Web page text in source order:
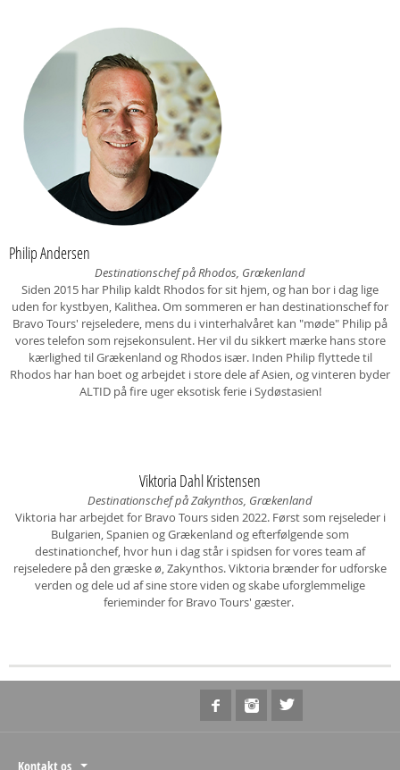
Philip Andersen
Destinationschef på Rhodos, Grækenland
Siden 2015 har Philip kaldt Rhodos for sit hjem, og han bor i dag lige
uden for kystbyen, Kalithea. Om sommeren er han destinationschef for
Bravo Tours' rejseledere, mens du i vinterhalvåret kan "møde" Philip på
vores telefon som rejsekonsulent. Her vil du sikkert mærke hans store
kærlighed til Grækenland og Rhodos især. Inden Philip flyttede til
Rhodos har han boet og arbejdet i store dele af Asien, og vinteren byder
ALTID på fire uger eksotisk ferie i Sydøstasien!
Viktoria Dahl Kristensen
Destinationschef på Zakynthos, Grækenland
Viktoria har arbejdet for Bravo Tours siden 2022. Først som rejseleder i
Bulgarien, Spanien og Grækenland og efterfølgende som
destinationchef, hvor hun i dag står i spidsen for vores team af
rejseledere på den græske ø, Zakynthos. Viktoria brænder for udforske
verden og dele ud af sine store viden og skabe uforglemmelige
ferieminder for Bravo Tours' gæster.
Kontakt os